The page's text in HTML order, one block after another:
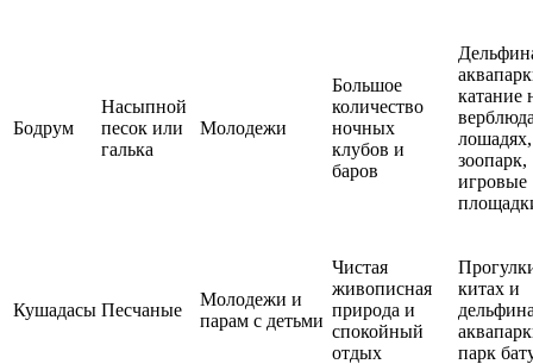
Бодрум
Насыпной
песок или
галька
Молодежи
Большое
количество
ночных
клубов и
баров
катание
лошадях,
зоопарк,
игровые
Кушадасы Песчаные
Молодежи и
парам с детьми
Чистая
живописная
природа и
спокойный
отдых
китах и
парк